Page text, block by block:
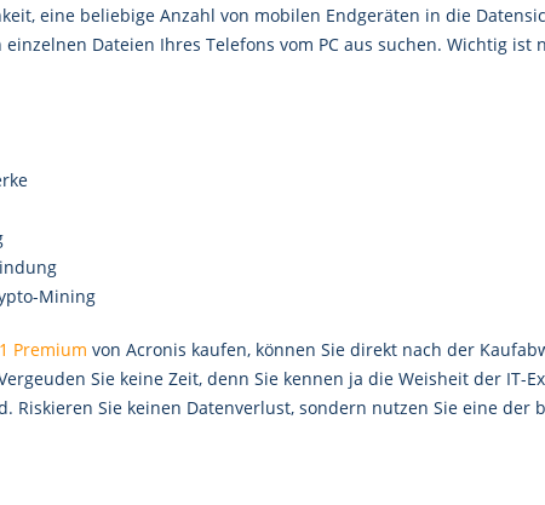
eine beliebige Anzahl von mobilen Endgeräten in die
Dateien Ihres Telefons vom PC aus suchen. Wichtig
Mining
Premium von Acronis kaufen, können Sie direkt nach der
Sie keine Zeit, denn Sie kennen ja die Weisheit der IT-
Riskieren Sie keinen Datenverlust, sondern nutzen Sie eine der